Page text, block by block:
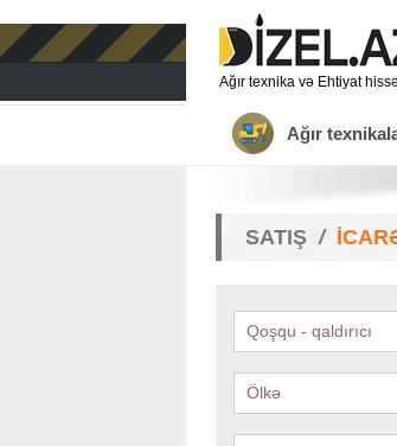
Ağır texnika və Ehtiyat
Ağır
SATIŞ
Qoşqu - qaldırıcı
Ölkə